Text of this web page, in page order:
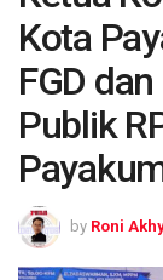
Kota
FGD
Publik
by Roni